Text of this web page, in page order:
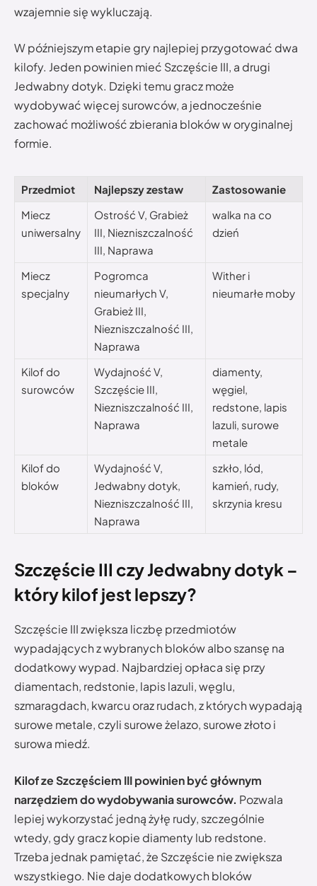
wzajemnie się wykluczają.
W późniejszym etapie gry najlepiej przygotować dwa
kilofy. Jeden powinien mieć Szczęście III, a drugi
Jedwabny dotyk. Dzięki temu gracz może
wydobywać więcej surowców, a jednocześnie
zachować możliwość zbierania bloków w oryginalnej
formie.
Przedmiot Najlepszy zestaw
Zastosowanie
Miecz
uniwersalny
Ostrość V, Grabież
III, Niezniszczalność
III, Naprawa
walka na co
dzień
Miecz
specjalny
Pogromca
nieumarłych V,
Grabież III,
Niezniszczalność III,
Naprawa
Wither i
nieumarłe moby
Kilof do
surowców
Wydajność V,
Szczęście III,
Niezniszczalność III,
Naprawa
diamenty,
węgiel,
redstone, lapis
lazuli, surowe
metale
Kilof do
bloków
Wydajność V,
Jedwabny dotyk,
Niezniszczalność III,
Naprawa
szkło, lód,
kamień, rudy,
skrzynia kresu
Szczęście III czy Jedwabny dotyk –
który kilof jest lepszy?
Szczęście III zwiększa liczbę przedmiotów
wypadających z wybranych bloków albo szansę na
dodatkowy wypad. Najbardziej opłaca się przy
diamentach, redstonie, lapis lazuli, węglu,
szmaragdach, kwarcu oraz rudach, z których wypadają
surowe metale, czyli surowe żelazo, surowe złoto i
surowa miedź.
Kilof ze Szczęściem III powinien być głównym
narzędziem do wydobywania surowców. Pozwala
lepiej wykorzystać jedną żyłę rudy, szczególnie
wtedy, gdy gracz kopie diamenty lub redstone.
Trzeba jednak pamiętać, że Szczęście nie zwiększa
wszystkiego. Nie daje dodatkowych bloków